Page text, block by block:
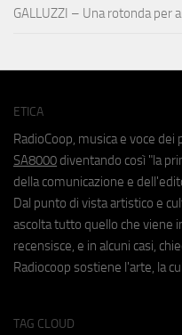
GALLUZZI – Una rotonda per
ETICA
RadioCoop, musica e voce
SA8000 diventando così "la
della comunicazione e
Dal punto di vista artistico e
ascolta tutto quello che viene
recensisce, e in alcuni casi,
Radiocoop sostiene l'arte, la
TAG CLOUD